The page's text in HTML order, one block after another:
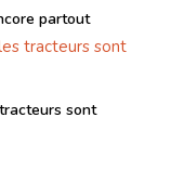
partout
sont